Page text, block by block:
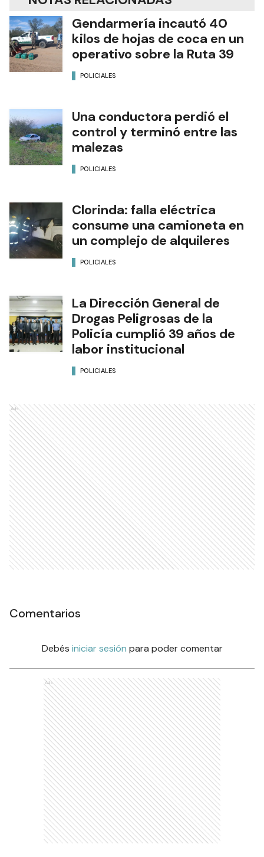
Gendarmería incautó 40
kilos de hojas de coca en un
operativo sobre la Ruta 39
POLICIALES
Una conductora perdió el
control y terminó entre las
malezas
POLICIALES
Clorinda: falla eléctrica
consume una camioneta en
un complejo de alquileres
POLICIALES
La Dirección General de
Drogas Peligrosas de la
Policía cumplió 39 años de
labor institucional
POLICIALES
Ads
Comentarios
Debés iniciar sesión para poder comentar
Ads